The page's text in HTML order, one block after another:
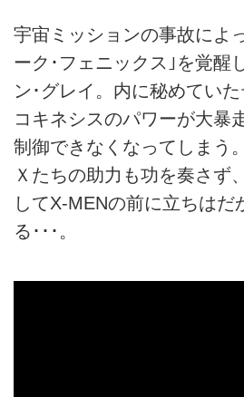
宇宙ミッションの事故によ
ーク･フェニックス｣を覚醒
ン･グレイ。内に秘めてい
コキネシスのパワーが大暴
制御できなくなってしまう
Ｘたちの助力も功を奏さず
してX-MENの前に立ちはだ
る･･･。